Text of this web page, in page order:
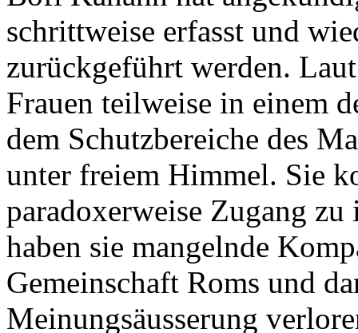
schrittweise erfasst und
zurückgeführt werden.
Frauen teilweise in einem
dem Schutzbereiche des
unter freiem Himmel. Sie
paradoxerweise Zugang
haben sie mangelnde
Gemeinschaft Roms und
Meinungsäusserung